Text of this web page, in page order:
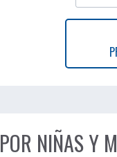
POR NIÑAS Y